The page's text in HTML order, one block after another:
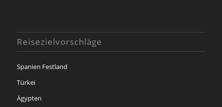
Reisezielvorschläge
Spanien Festland
Türkei
Ägypten